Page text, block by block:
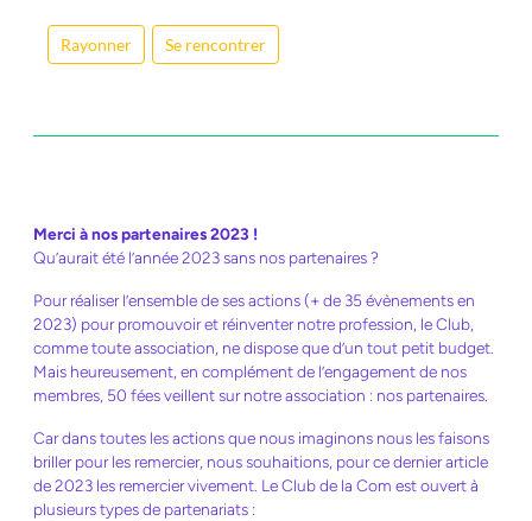
Rayonner Se rencontrer
Merci à nos partenaires 2023 !
Qu’aurait été l’année 2023 sans nos partenaires ?
Pour réaliser l’ensemble de ses actions (+ de 35 évènements en
2023) pour promouvoir et réinventer notre profession, le Club,
comme toute association, ne dispose que d’un tout petit budget.
Mais heureusement, en complément de l’engagement de nos
membres, 50 fées veillent sur notre association : nos partenaires.
Car dans toutes les actions que nous imaginons nous les faisons
briller pour les remercier, nous souhaitions, pour ce dernier article
de 2023 les remercier vivement. Le Club de la Com est ouvert à
plusieurs types de partenariats :